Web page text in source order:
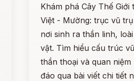
Khám phá Cây Thế
Việt - Mường: trục vũ
nơi sinh ra thần linh,
vật. Tìm hiểu cấu trúc
thần thoại và quan
đáo qua bài viết chi tiết